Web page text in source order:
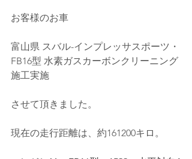
お客様のお車
富山県 スバル-インプレッサスポーツ・
FB16型 水素ガスカーボンクリーニング
施工実施
させて頂きました。
現在の走行距離は、約161200キロ。